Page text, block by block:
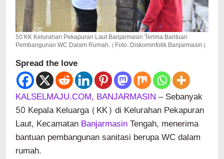
50 KK Kelurahan Pekapuran Laut Banjarmasin Terima Bantuan
Pembangunan WC Dalam Rumah. (Foto: Diskominfotik Banjarmasin)
Spread the love
KALSELMAJU.COM, BANJARMASIN– Sebanyak
50 Kepala Keluarga (KK) di Kelurahan Pekapuran
Laut, KecamatanBanjarmasinTengah, menerima
bantuan pembangunan sanitasi berupa WC dalam
rumah.